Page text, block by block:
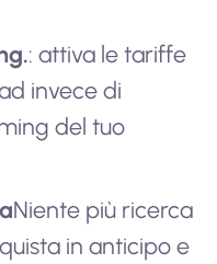
: attiva le tariffe
invece di
del tuo
Niente più ricerca
in anticipo e